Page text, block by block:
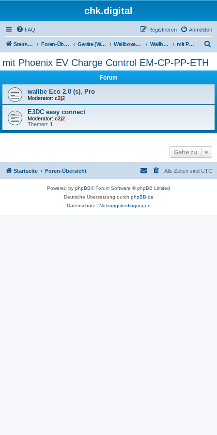
chk.digital
FAQ Anmelden
Registrieren
Startseite Foren-Übersicht Geräte (Wallboxen, Stromquellen, Autos) Wallboxen & Funkschalter Wallboxen ohne Phasenlimitierung mit Phoenix EV Charge Control EM-CP-PP-ETH
mit Phoenix EV Charge Control EM-CP-PP-ETH
Forum
wallbe Eco 2.0 (s), Pro
Moderator: c2j2
E3DC easy connect
Moderator: c2j2
Themen: 1
Gehe zu
Startseite Foren-Übersicht Alle Zeiten sind UTC
Powered by phpBB® Forum Software © phpBB Limited
Deutsche Übersetzung durch phpBB.de
Datenschutz| Nutzungsbedingungen